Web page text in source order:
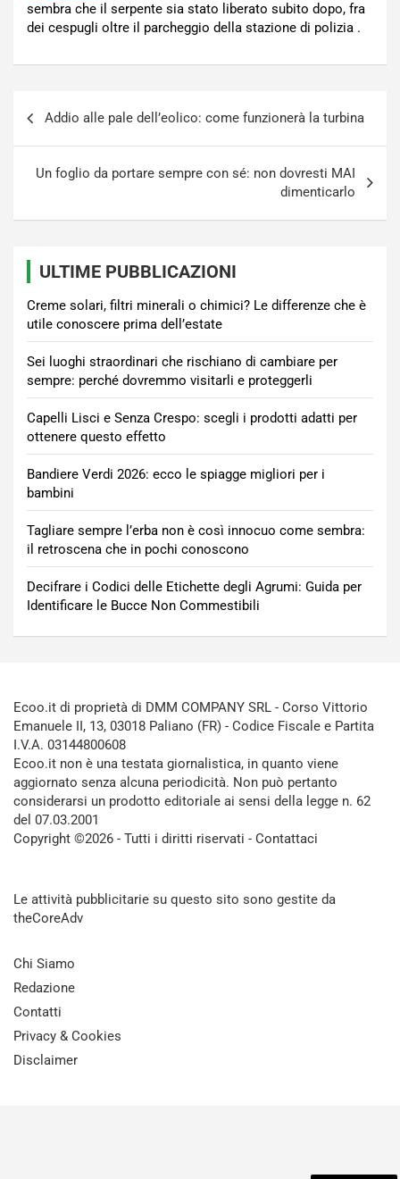
sembra che il serpente sia stato liberato subito dopo, fra
dei cespugli oltre il parcheggio della stazione di polizia .
Addio alle pale dell’eolico: come funzionerà la turbina
Un foglio da portare sempre con sé: non dovresti MAI
dimenticarlo
ULTIME PUBBLICAZIONI
Creme solari, filtri minerali o chimici? Le differenze che è
utile conoscere prima dell’estate
Sei luoghi straordinari che rischiano di cambiare per
sempre: perché dovremmo visitarli e proteggerli
Capelli Lisci e Senza Crespo: scegli i prodotti adatti per
ottenere questo effetto
Bandiere Verdi 2026: ecco le spiagge migliori per i
bambini
Tagliare sempre l’erba non è così innocuo come sembra:
il retroscena che in pochi conoscono
Decifrare i Codici delle Etichette degli Agrumi: Guida per
Identificare le Bucce Non Commestibili
Ecoo.it di proprietà di DMM COMPANY SRL - Corso Vittorio
Emanuele II, 13, 03018 Paliano (FR) - Codice Fiscale e Partita
I.V.A. 03144800608
Ecoo.it non è una testata giornalistica, in quanto viene
aggiornato senza alcuna periodicità. Non può pertanto
considerarsi un prodotto editoriale ai sensi della legge n. 62
del 07.03.2001
Copyright ©2026 - Tutti i diritti riservati - Contattaci
Le attività pubblicitarie su questo sito sono gestite da
theCoreAdv
Chi Siamo
Redazione
Contatti
Privacy & Cookies
Disclaimer